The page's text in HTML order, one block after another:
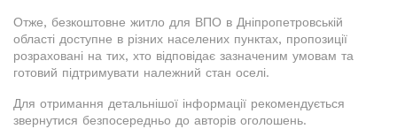
Отже, безкоштовне житло для ВПО в Дніпропетровській
області доступне в різних населених пунктах, пропозиції
розраховані на тих, хто відповідає зазначеним умовам та
готовий підтримувати належний стан оселі.
Для отримання детальнішої інформації рекомендується
звернутися безпосередньо до авторів оголошень.